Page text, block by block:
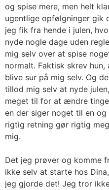
og spise mere, men helt
ugentlige opfølgninger gik
jeg fik fra hende i julen,
nyde nogle dage uden
mig selv over at spise
normalt. Faktisk skrev
blive sur på mig selv. Og
tillod mig selv at nyde
meget til for at ændre
en der siger noget til en
rigtig retning gør rigtig
mig.
Det jeg prøver og komme
ikke selv at starte hos Dina,
jeg gjorde det! Jeg tror